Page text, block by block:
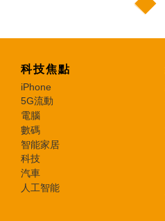
科技焦點
iPhone
5G流動
電腦
數碼
智能家居
科技
汽車
人工智能